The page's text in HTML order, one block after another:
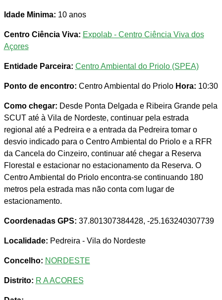
Idade Minima: 10 anos
Centro Ciência Viva: Expolab - Centro Ciência Viva dos
Açores
Entidade Parceira: Centro Ambiental do Priolo (SPEA)
Ponto de encontro: Centro Ambiental do Priolo Hora: 10:30
Como chegar: Desde Ponta Delgada e Ribeira Grande pela
SCUT até à Vila de Nordeste, continuar pela estrada
regional até a Pedreira e a entrada da Pedreira tomar o
desvio indicado para o Centro Ambiental do Priolo e a RFR
da Cancela do Cinzeiro, continuar até chegar a Reserva
Florestal e estacionar no estacionamento da Reserva. O
Centro Ambiental do Priolo encontra-se continuando 180
metros pela estrada mas não conta com lugar de
estacionamento.
Coordenadas GPS: 37.801307384428, -25.163240307739
Localidade: Pedreira - Vila do Nordeste
Concelho: NORDESTE
Distrito: R A ACORES